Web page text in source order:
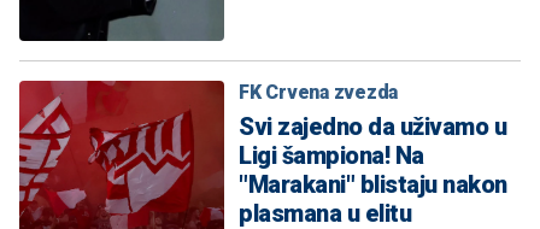
FK Crvena zvezda
Svi zajedno da uživamo u
Ligi šampiona! Na
"Marakani" blistaju nakon
plasmana u elitu